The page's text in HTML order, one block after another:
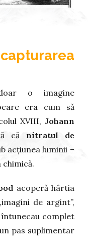
o imagine
era cum să
XVIII, Johann
că nitratul de
acțiunea luminii –
acoperă hârtia
de argint”,
întunecau complet
pas suplimentar